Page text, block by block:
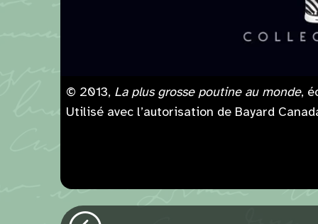
© 2013, La plus grosse poutine au monde,
Utilisé avec l’autorisation de Bayard